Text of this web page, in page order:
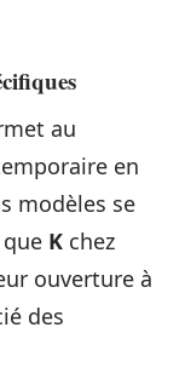
au
en
modèles se
K chez
ouverture à
des